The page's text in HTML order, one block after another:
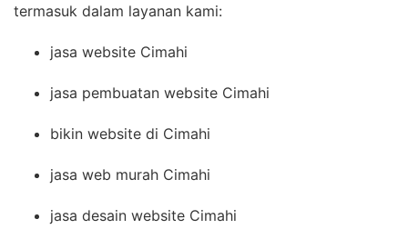
termasuk dalam layanan kami:
jasa website Cimahi
jasa pembuatan website Cimahi
bikin website di Cimahi
jasa web murah Cimahi
jasa desain website Cimahi